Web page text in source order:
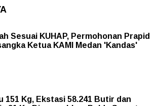
Sesuai KUHAP, Permohonan Prapid
Ketua KAMI Medan 'Kandas'
151 Kg, Ekstasi 58.241 Butir dan